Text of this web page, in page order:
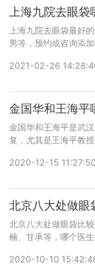
上海九院去眼袋
上海九院去眼袋最好
男等，预约或咨询添
2021-02-26
金国华和王海平
金国华和王海平是武
复，尤其是王海平教
bianmei0528或者直
2020-12-15 11:27:50
北京八大处做眼
北京八大处做眼袋比
楠、甘承等，哪个医
和案例。
2020-10-10